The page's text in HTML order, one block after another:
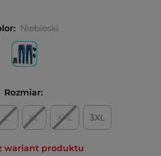
Niebieski
Rozmiar:
L XL XXL 3XL
wariant produktu